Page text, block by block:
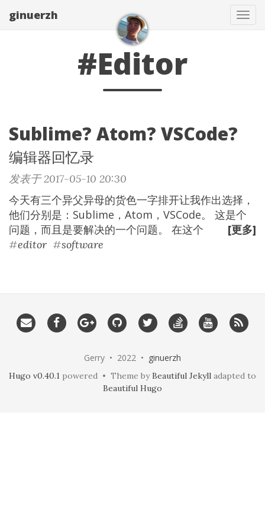
ginuerzh
#Editor
Sublime? Atom? VSCode?
编辑器回忆录
发表于 2017-05-10 20:30
今天有三个异父异母的货色一字排开让我作出选择，
他们分别是：Sublime，Atom，VSCode。 这是个
问题，而且是要解决的一个问题。 在这个
[更多]
#editor #software
Gerry • 2022 • ginuerzh
Hugo v0.40.1 powered • Theme byBeautiful Jekyll adapted to
Beautiful Hugo